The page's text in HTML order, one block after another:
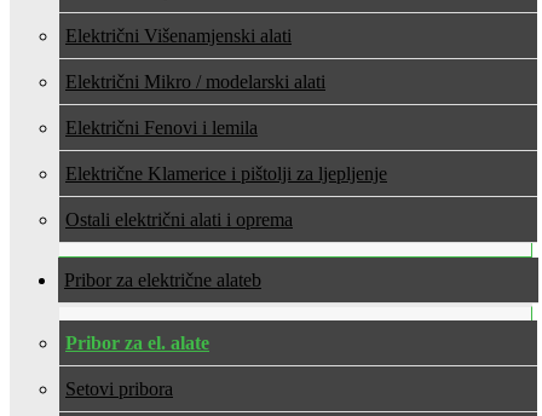
Električni Višenamjenski alati
Električni Mikro / modelarski alati
Električni Fenovi i lemila
Električne Klamerice i pištolji za ljepljenje
Ostali električni alati i oprema
Pribor za električne alate
Pribor za el. alate
Setovi pribora